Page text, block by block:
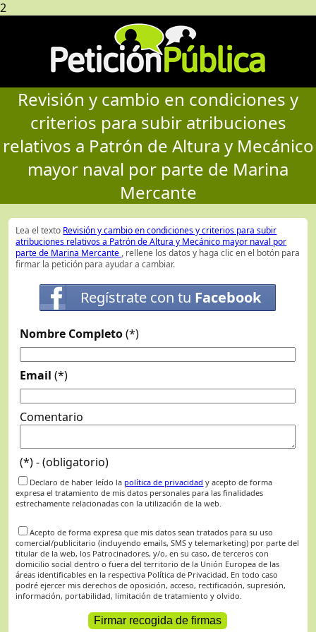
2
Revisión y cambio en condiciones y
criterios para subir atribuciones
relativos a Patrón de Altura y Mecánico
mayor naval por parte de Marina
Mercante
Lea el texto Revisión y cambio en condiciones y criterios para subir
atribuciones relativos a Patrón de Altura y Mecánico mayor naval por
parte de Marina Mercante , rellene los datos y haga clic en el botón para
firmar la petición para ayudar a cambiar.
Regístrate con tu Facebook
Nombre Completo(*)
Email (*)
Comentario
(*) - (obligatorio)
Declaro de haber leído la política de privacidad y acepto de forma
expresa el tratamiento de mis datos personales para las finalidades
estrechamente relacionadas con la utilización de la web.
Acepto de forma expresa que mis datos sean tratados para su uso
comercial/publicitario (incluyendo emails, SMS y telemarketing) por parte del
titular de la web, los Patrocinadores, y/o, en su caso, de terceros con
domicilio social dentro o fuera del territorio de la Unión Europea de las
áreas identificables en la respectiva Política de Privacidad. En todo caso
podré ejercer mis derechos de oposición, acceso, rectificación, supresión,
información, portabilidad, limitación de tratamiento y olvido.